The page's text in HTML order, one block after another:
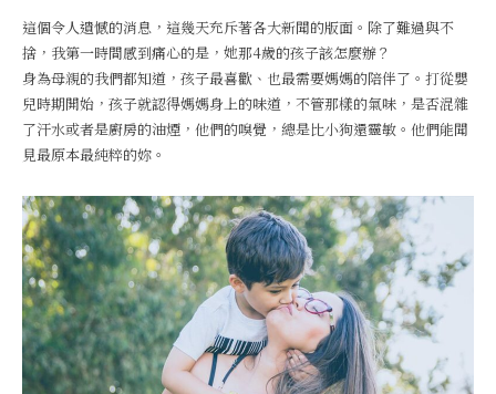
這個令人遺憾的消息，這幾天充斥著各大新聞的版面。除了難過與不
捨，我第一時間感到痛心的是，她那4歲的孩子該怎麼辦？
身為母親的我們都知道，孩子最喜歡、也最需要媽媽的陪伴了。打從嬰
兒時期開始，孩子就認得媽媽身上的味道，不管那樣的氣味，是否混雜
了汗水或者是廚房的油煙，他們的嗅覺，總是比小狗還靈敏。他們能聞
見最原本最純粹的妳。